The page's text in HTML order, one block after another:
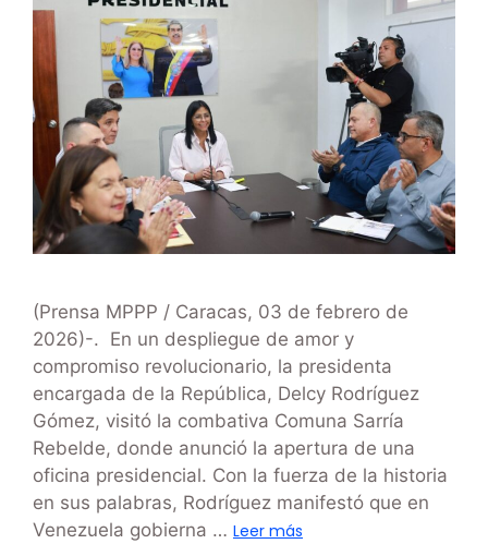
(Prensa MPPP / Caracas, 03 de febrero de
2026)-. En un despliegue de amor y
compromiso revolucionario, la presidenta
encargada de la República, Delcy Rodríguez
Gómez, visitó la combativa Comuna Sarría
Rebelde, donde anunció la apertura de una
oficina presidencial. Con la fuerza de la historia
en sus palabras, Rodríguez manifestó que en
Venezuela gobierna … Leer más